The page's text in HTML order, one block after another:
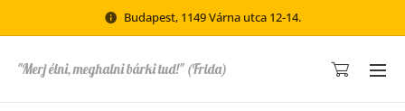
Budapest, 1149 Várna utca 12-14.
"Merj élni, meghalni bárki tud!" (Frida)